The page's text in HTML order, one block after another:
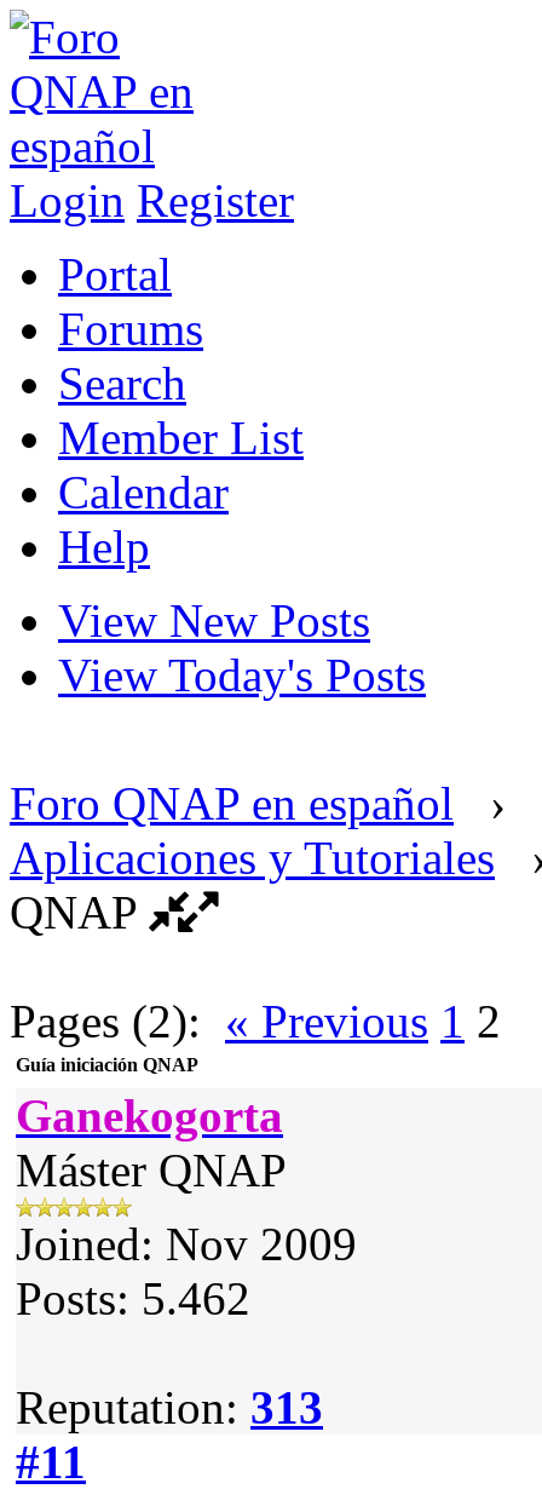
Login Register
Portal
Forums
Search
Member List
Calendar
Help
View New Posts
View Today's Posts
Foro QNAP en español ›
Aplicaciones y Tutoriales
QNAP
Pages (2): « Previous 1 2
Guía iniciación QNAP
Ganekogorta
Máster QNAP
Joined: Nov 2009
Posts: 5.462
Reputation: 313
#11